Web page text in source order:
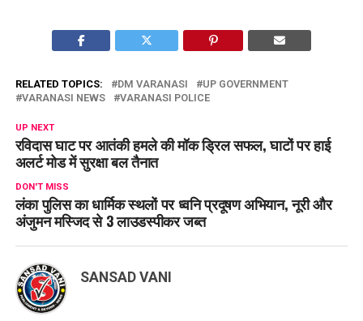
RELATED TOPICS: DM VARANASI
UP GOVERNMENT
VARANASI NEWS
VARANASI POLICE
UP NEXT
रविदास घाट पर आतंकी हमले की मॉक ड्रिल सफल, घाटों पर हाई
अलर्ट मोड में सुरक्षा बल तैनात
DON'T MISS
लंका पुलिस का धार्मिक स्थलों पर ध्वनि प्रदूषण अभियान, नूरी और
अंजुमन मस्जिद से 3 लाउडस्पीकर जब्त
SANSAD VANI